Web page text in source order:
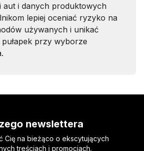
aut i danych produktowych
lepiej oceniać ryzyko na
używanych i unikać
przy wyborze
newslettera
Cię na bieżąco o ekscytujących
treściach i promocjach.